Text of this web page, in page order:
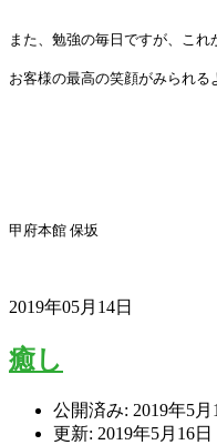
また、勉強の毎日ですが、こ
お客様の最高の笑顔がみられる
甲府本館 保坂
2019年05月14日
癒し
公開済み: 2019年5月
更新: 2019年5月16日